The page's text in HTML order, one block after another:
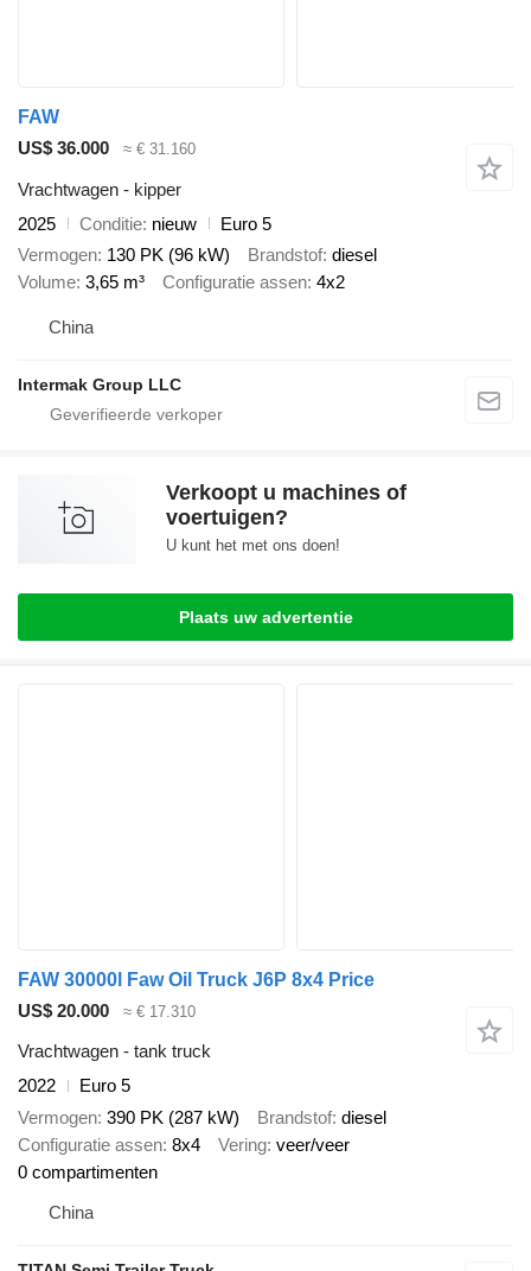
FAW
US$ 36.000
≈ € 31.160
Vrachtwagen - kipper
2025
Conditie nieuw
Euro 5
Vermogen 130 PK (96 kW) Brandstof diesel
Volume 3,65 m³ Configuratie assen 4x2
China
Intermak Group LLC
Verkoopt u machines of
voertuigen?
U kunt het met ons doen!
Plaats uw advertentie
FAW 30000l Faw Oil Truck J6P 8x4 Price
US$ 20.000
≈ € 17.310
Vrachtwagen - tank truck
2022
Euro 5
Vermogen 390 PK (287 kW) Brandstof diesel
Configuratie assen 8x4 Vering veer/veer
0 compartimenten
China